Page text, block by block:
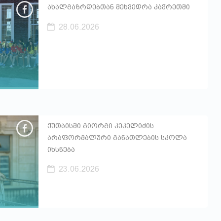
ახალგაზრდებთან შეხვედრა კაჭრეთში
28.06.2026
ქუთაისში გიორგი კეკელიძის
არაფორმალური განათლების სკოლა
იხსნება
23.06.2026